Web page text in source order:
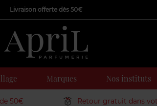
Livraison offerte dès 50€
Marques Nos instituts
50€ Retour gratuit dans